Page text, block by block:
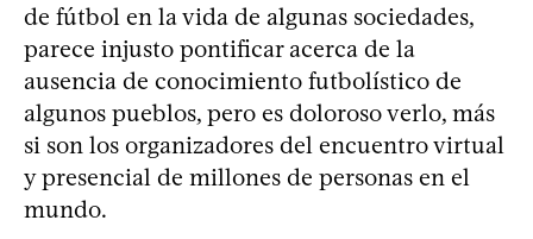
de fútbol en la vida de algunas sociedades,
parece injusto pontificar acerca de la
ausencia de conocimiento futbolístico de
algunos pueblos, pero es doloroso verlo, más
si son los organizadores del encuentro virtual
y presencial de millones de personas en el
mundo.